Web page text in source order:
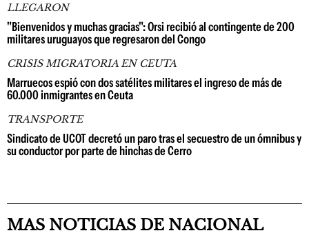
LLEGARON
"Bienvenidos y muchas gracias": Orsi recibió al contingente de 200
militares uruguayos que regresaron del Congo
CRISIS MIGRATORIA EN CEUTA
Marruecos espió con dos satélites militares el ingreso de más de
60.000 inmigrantes en Ceuta
TRANSPORTE
Sindicato de UCOT decretó un paro tras el secuestro de un ómnibus y
su conductor por parte de hinchas de Cerro
MAS NOTICIAS DE NACIONAL